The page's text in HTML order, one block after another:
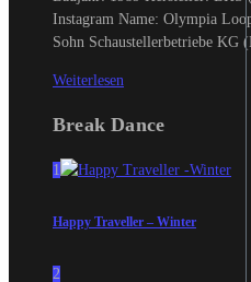
Instagram Name: Olympia
Sohn Schaustellerbetriebe KG
Weiterlesen
Break Dance
1
Happy Traveller – Winter
2